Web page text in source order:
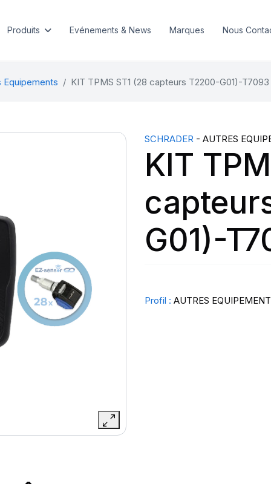
Produits Evénements & News Marques Nous
Equipements KIT TPMS ST1 (28 capteurs T2200-G01)-T7093
SCHRADER - AUTRES
KIT
G01)-
Profil : AUTRES